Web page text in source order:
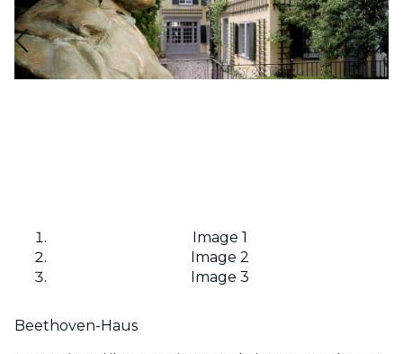
Image 1
Image 2
Image 3
Beethoven-Haus